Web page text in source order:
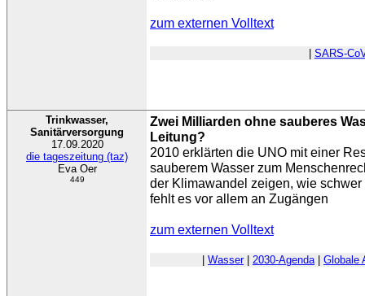
zum externen Volltext
SARS-
Trinkwasser,
Sanitärversorgung
17.09.2020
die tageszeitung (taz)
Eva Oer
449
Zwei Milliarden ohne sauberes
Leitung?
2010 erklärten die UNO mit einer
sauberem Wasser zum
der Klimawandel zeigen, wie
fehlt es vor allem an Zugängen
zum externen Volltext
Wasser| 2030-Agenda| Globale